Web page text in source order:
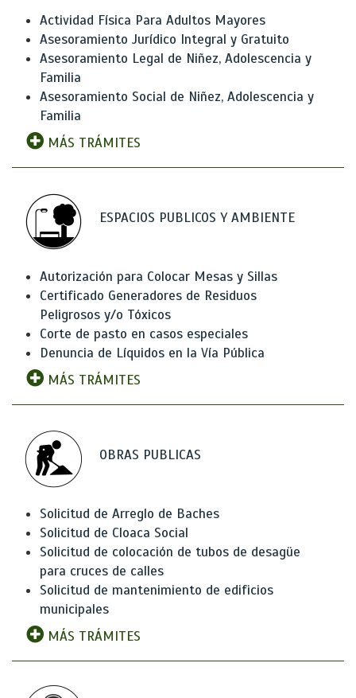
Actividad Física Para Adultos Mayores
Asesoramiento Jurídico Integral y Gratuito
Asesoramiento Legal de Niñez, Adolescencia y
Familia
Asesoramiento Social de Niñez, Adolescencia y
Familia
MÁS TRÁMITES
ESPACIOS PUBLICOS Y AMBIENTE
Autorización para Colocar Mesas y Sillas
Certificado Generadores de Residuos
Peligrosos y/o Tóxicos
Corte de pasto en casos especiales
Denuncia de Líquidos en la Vía Pública
MÁS TRÁMITES
OBRAS PUBLICAS
Solicitud de Arreglo de Baches
Solicitud de Cloaca Social
Solicitud de colocación de tubos de desagüe
para cruces de calles
Solicitud de mantenimiento de edificios
municipales
MÁS TRÁMITES